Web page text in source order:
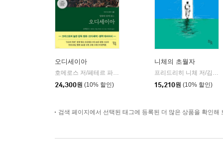
오디세이아
호메로스 저/페테르 파울 루벤스 그림/박문재 역 |
현대지성
24,300원 (10% 할인)
니체의 초월자
프리드리히 니체 저/김철 편역
15,210원 (10% 할인)
검색 페이지에서 선택된 태그에 등록된 더 많은 상품을 확인해